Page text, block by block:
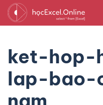
ket-hop-
lap-bao-